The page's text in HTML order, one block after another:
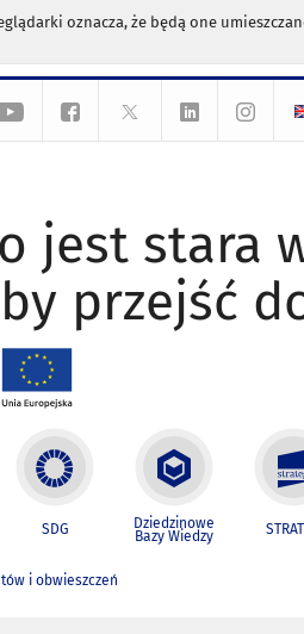
oznacza, że będą one
jest stara
przejść
SDG Dziedzinowe
Bazy Wiedzy
i obwieszczeń